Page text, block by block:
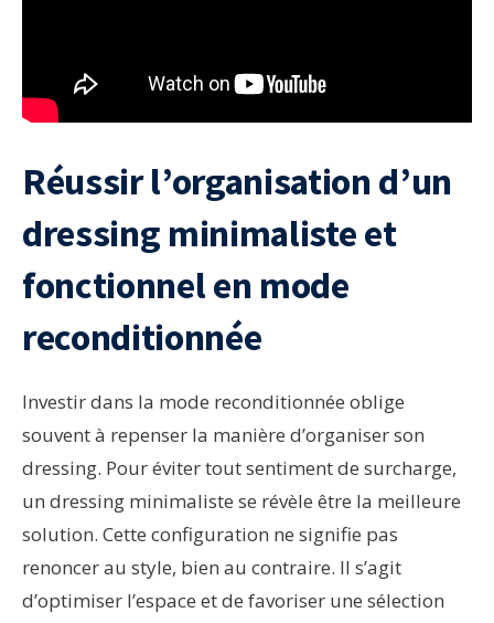
Réussir l’organisation d’un
dressing minimaliste et
fonctionnel en mode
reconditionnée
Investir dans la mode reconditionnée oblige
souvent à repenser la manière d’organiser son
dressing. Pour éviter tout sentiment de surcharge,
un dressing minimaliste se révèle être la meilleure
solution. Cette configuration ne signifie pas
renoncer au style, bien au contraire. Il s’agit
d’optimiser l’espace et de favoriser une sélection